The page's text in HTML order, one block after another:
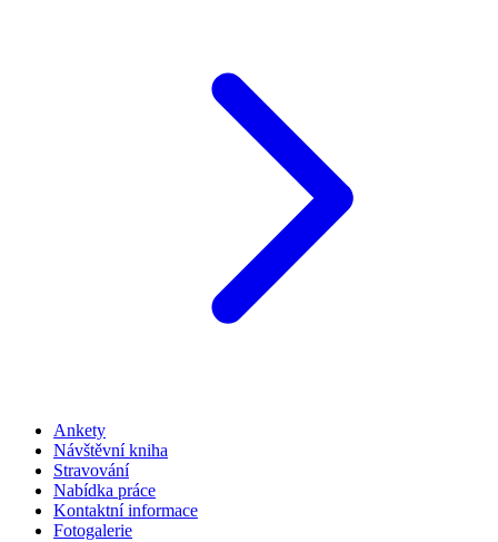
Ankety
Návštěvní kniha
Stravování
Nabídka práce
Kontaktní informace
Fotogalerie